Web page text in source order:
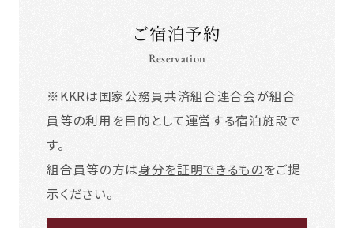
ご宿泊予約
Reservation
※KKRは国家公務員共済組合連合会が組合
員等の利用を目的として運営する宿泊施設で
す。
組合員等の方は身分を証明できるものをご提
示ください。